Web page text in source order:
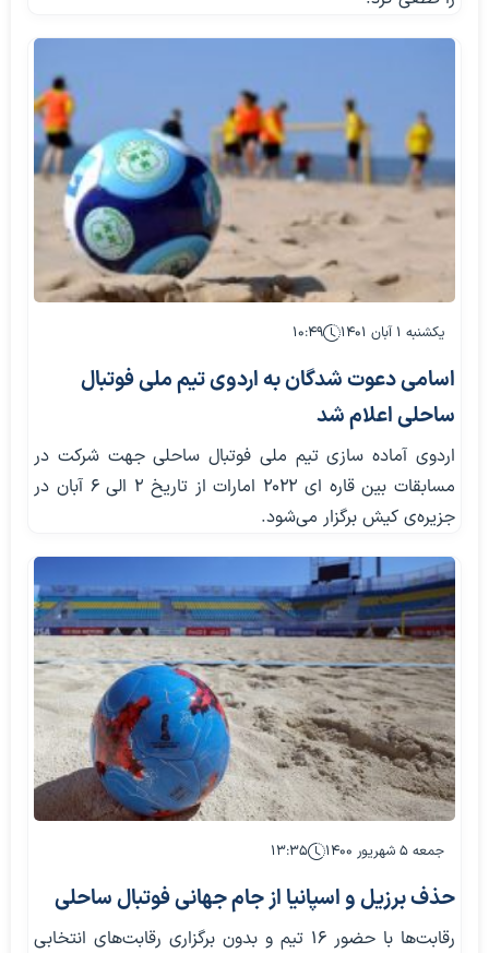
یکشنبه ۱ آبان ۱۴۰۱ ۱۰:۴۹
اسامی دعوت شدگان به اردوی تیم ملی فوتبال
ساحلی اعلام شد
اردوی آماده سازی تیم ملی فوتبال ساحلی جهت شرکت در
مسابقات بین قاره ای ۲۰۲۲ امارات از تاریخ ۲ الی ۶ آبان در
جزیره‌ی کیش برگزار می‌شود.
جمعه ۵ شهریور ۱۴۰۰ ۱۳:۳۵
حذف برزیل و اسپانیا از جام جهانی فوتبال ساحلی
رقابت‌ها با حضور ۱۶ تیم و بدون برگزاری رقابت‌های انتخابی